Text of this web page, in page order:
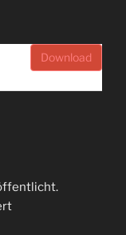
Download